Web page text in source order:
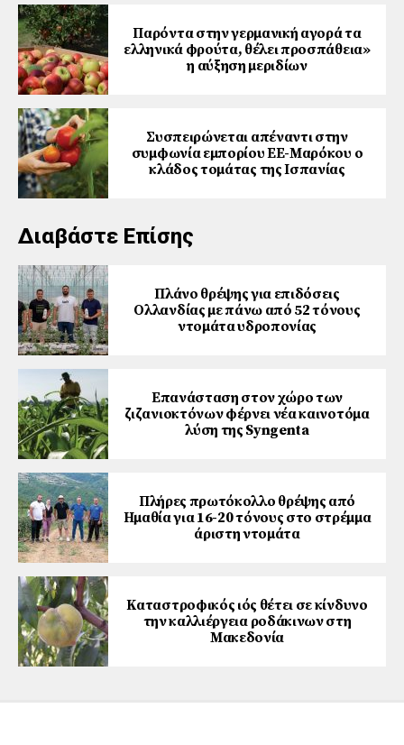
Παρόντα στην γερμανική αγορά τα
ελληνικά φρούτα, θέλει προσπάθεια»
η αύξηση μεριδίων
Συσπειρώνεται απέναντι στην
συμφωνία εμπορίου ΕΕ-Μαρόκου ο
κλάδος τομάτας της Ισπανίας
Διαβάστε Επίσης
Πλάνο θρέψης για επιδόσεις
Ολλανδίας με πάνω από 52 τόνους
ντομάτα υδροπονίας
Επανάσταση στον χώρο των
ζιζανιοκτόνων φέρνει νέα καινοτόμα
λύση της Syngenta
Πλήρες πρωτόκολλο θρέψης από
Ημαθία για 16-20 τόνους στο στρέμμα
άριστη ντομάτα
Καταστροφικός ιός θέτει σε κίνδυνο
την καλλιέργεια ροδάκινων στη
Μακεδονία